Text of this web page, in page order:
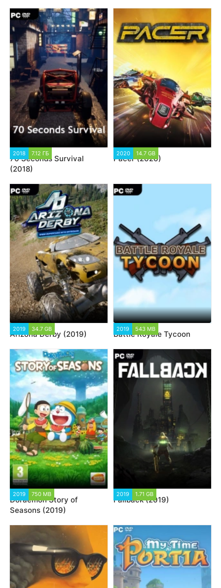
2018 7.12 ГБ
70 Seconds Survival
(2018)
2020 14.7 GB
Pacer (2020)
2019 34.7 GB
Arizona Derby (2019)
2019 543 MB
Battle Royale Tycoon
2019 750 MB
Doraemon Story of
Seasons (2019)
2019 1.71 GB
Fallback (2019)